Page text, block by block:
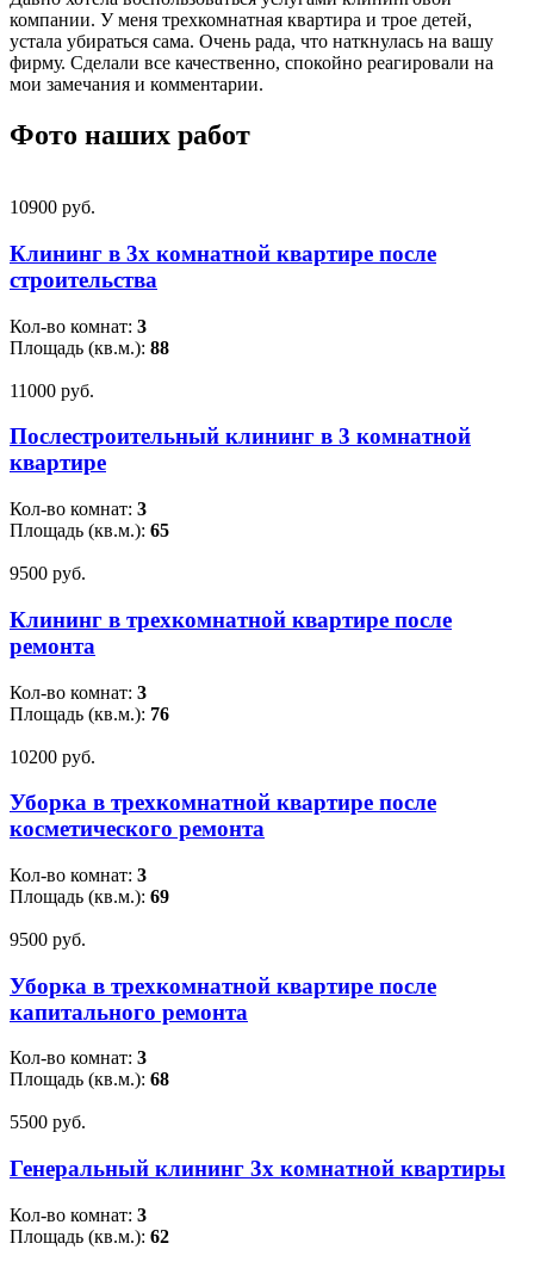
компании. У меня трехкомнатная квартира и трое детей,
устала убираться сама. Очень рада, что наткнулась на вашу
фирму. Сделали все качественно, спокойно реагировали на
мои замечания и комментарии.
Фото наших работ
10900 pуб.
Клининг в 3х комнатной квартире после
строительства
Кол-во комнат: 3
Площадь (кв.м.): 88
11000 pуб.
Послестроительный клининг в 3 комнатной
квартире
Кол-во комнат: 3
Площадь (кв.м.): 65
9500 pуб.
Клининг в трехкомнатной квартире после
ремонта
Кол-во комнат: 3
Площадь (кв.м.): 76
10200 pуб.
Уборка в трехкомнатной квартире после
косметического ремонта
Кол-во комнат: 3
Площадь (кв.м.): 69
9500 pуб.
Уборка в трехкомнатной квартире после
капитального ремонта
Кол-во комнат: 3
Площадь (кв.м.): 68
5500 pуб.
Генеральный клининг 3х комнатной квартиры
Кол-во комнат: 3
Площадь (кв.м.): 62